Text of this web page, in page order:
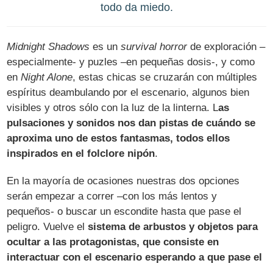
todo da miedo.
Midnight Shadows es unsurvival horrorde exploración –
especialmente- y puzles –en pequeñas dosis-, y como
enNight Alone, estas chicas se cruzarán con múltiples
espíritus deambulando por el escenario, algunos bien
visibles y otros sólo con la luz de la linterna. Las
pulsaciones y sonidos nos dan pistas de cuándo se
aproxima uno de estos fantasmas, todos ellos
inspirados en el folclore nipón.
En la mayoría de ocasiones nuestras dos opciones
serán empezar a correr –con los más lentos y
pequeños- o buscar un escondite hasta que pase el
peligro. Vuelve elsistema de arbustos y objetos para
ocultar a las protagonistas, que consiste en
interactuar con el escenario esperando a que pase el